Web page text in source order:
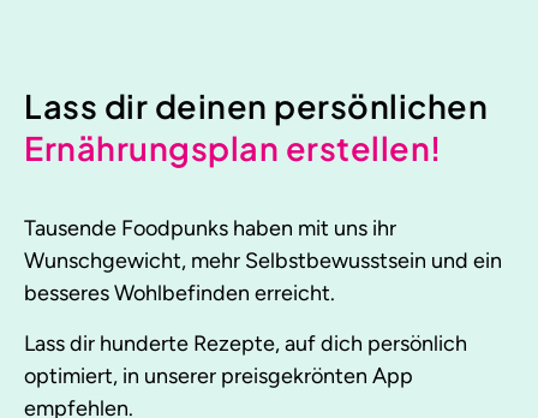
Lass dir deinen persönlichen
Ernährungsplan erstellen!
Tausende Foodpunks haben mit uns ihr
Wunschgewicht, mehr Selbstbewusstsein und ein
besseres Wohlbefinden erreicht.
Lass dir hunderte Rezepte, auf dich persönlich
optimiert, in unserer preisgekrönten App
empfehlen.